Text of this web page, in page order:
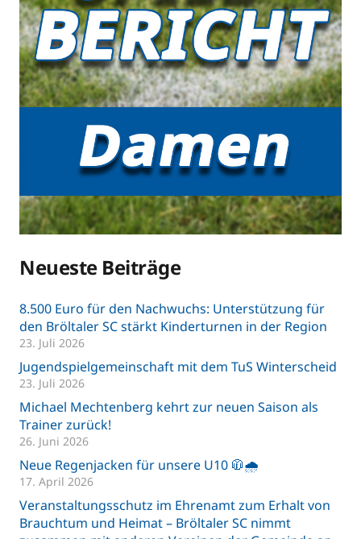
Neueste Beiträge
8.500 Euro für den Nachwuchs: Unterstützung für
den Bröltaler SC stärkt Kinderturnen in der Region
23. Juli 2026
Jugendspielgemeinschaft mit dem TuS Winterscheid
23. Juli 2026
Michael Mechtenberg kehrt zur neuen Saison als
Trainer zurück!
26. Juni 2026
Neue Regenjacken für unsere U10 🧥🌧️
17. April 2026
Veranstaltungsschutz im Ehrenamt zum Erhalt von
Brauchtum und Heimat – Bröltaler SC nimmt